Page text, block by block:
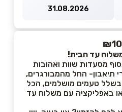
31.08.2026
עד הבית!
מסעדות שוות ואהובות
תיאבון- החל מהמבורגרים,
בשלל טעמים מושלמים, הכל
באפליקציה עם משלוח עד